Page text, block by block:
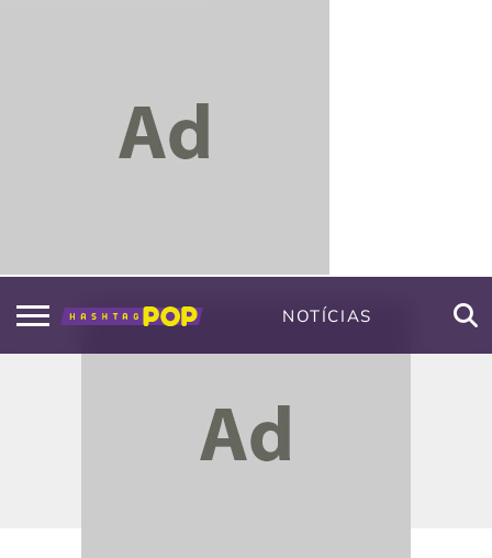
NOTÍCIAS